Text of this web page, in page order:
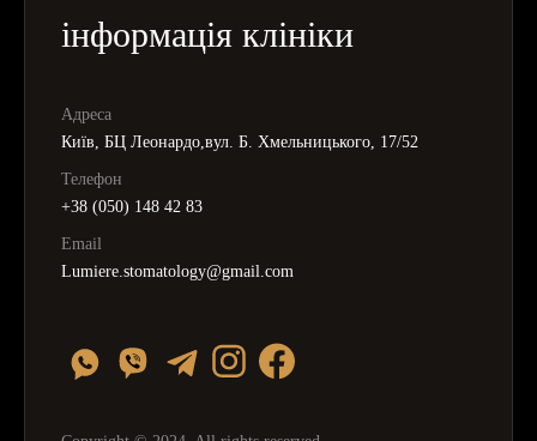
інформація клініки
Адреса
Київ, БЦ Леонардо,вул. Б. Хмельницького, 17/52
Телефон
+38 (050) 148 42 83
Email
Lumiere.stomatology@gmail.com